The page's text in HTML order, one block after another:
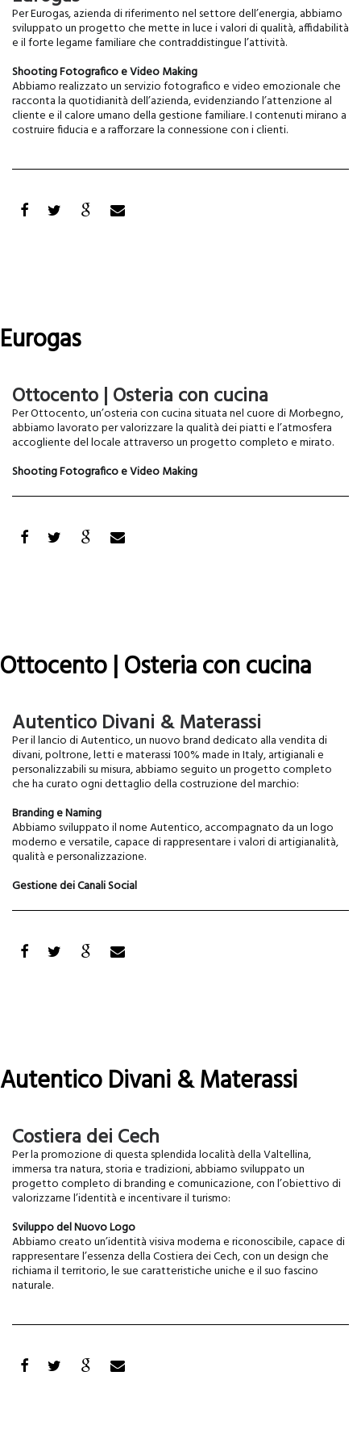
Per Eurogas, azienda di riferimento nel settore dell’energia, abbiamo
sviluppato un progetto che mette in luce i valori di qualità, affidabilità
e il forte legame familiare che contraddistingue l’attività.
Shooting Fotografico e Video Making
Abbiamo realizzato un servizio fotografico e video emozionale che
racconta la quotidianità dell’azienda, evidenziando l’attenzione al
cliente e il calore umano della gestione familiare. I contenuti mirano a
costruire fiducia e a rafforzare la connessione con i clienti.
Eurogas
Eurogas
Ottocento | Osteria con cucina
Per Ottocento, un’osteria con cucina situata nel cuore di Morbegno,
abbiamo lavorato per valorizzare la qualità dei piatti e l’atmosfera
accogliente del locale attraverso un progetto completo e mirato.
Shooting Fotografico e Video Making
Ottocento | Osteria con cucina
Ottocento
|
Osteria
con
cucina
Autentico Divani & Materassi
Per il lancio di Autentico, un nuovo brand dedicato alla vendita di
divani, poltrone, letti e materassi 100% made in Italy, artigianali e
personalizzabili su misura, abbiamo seguito un progetto completo
che ha curato ogni dettaglio della costruzione del marchio:
Branding e Naming
Abbiamo sviluppato il nome Autentico, accompagnato da un logo
moderno e versatile, capace di rappresentare i valori di artigianalità,
qualità e personalizzazione.
Gestione dei Canali Social
Autentico Divani & Materassi
Autentico
Divani
&
Materassi
Costiera dei Cech
Per la promozione di questa splendida località della Valtellina,
immersa tra natura, storia e tradizioni, abbiamo sviluppato un
progetto completo di branding e comunicazione, con l’obiettivo di
valorizzarne l’identità e incentivare il turismo:
Sviluppo del Nuovo Logo
Abbiamo creato un’identità visiva moderna e riconoscibile, capace di
rappresentare l’essenza della Costiera dei Cech, con un design che
richiama il territorio, le sue caratteristiche uniche e il suo fascino
naturale.